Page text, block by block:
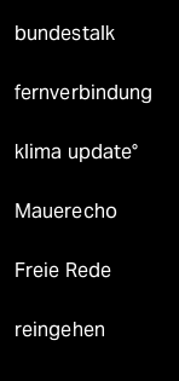
bundestalk
fernverbindung
klima update°
Mauerecho
Freie Rede
reingehen